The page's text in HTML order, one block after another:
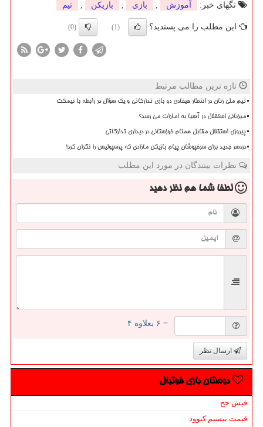
تگهای خبر:
آموزش , بازی , بازیكن , تیم
این مطلب را می پسندید؟ (1)
(0)
تازه ترین مطالب مرتبط
تیم ملی زنان در انتظار فیفادی دو بازی تدارکاتی و یک سؤال در رابطه با نیمکت
میزبانی استقلال در آسیا به امارات می رسد؟
پیروزی استقلال مقابل همنام خوزستانی در دیداری تدارکاتی
دردسر جدید برای سرخپوشان پیام بازیکن مازادی که پرسپولیس را نگران کرد!
نظرات بینندگان در مورد این مطلب
لطفا شما همنظر دهید
= ۶ بعلاوه ۴
ارسال نظر
دوستان بازی فوتبال
فیش حج
قیمت بیسیم کنوود